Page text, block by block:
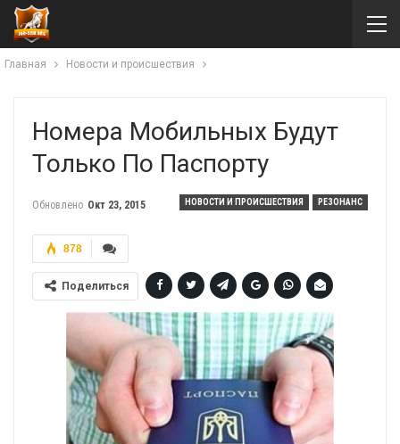
Главная Новости и происшествия
Номера Мобильных Будут
Только По Паспорту
НОВОСТИ И ПРОИСШЕСТВИЯ РЕЗОНАНС
Обновлено Окт 23, 2015
878
Поделиться